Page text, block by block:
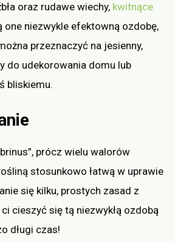
oraz rudawe wiechy, kwitnące
one niezwykle efektowną ozdobę,
przeznaczyć na jesienny,
do udekorowania domu lub
bliskiemu.
prócz wielu walorów
stosunkowo łatwą w uprawie
się kilku, prostych zasad z
cieszyć się tą niezwykłą ozdobą
długi czas!